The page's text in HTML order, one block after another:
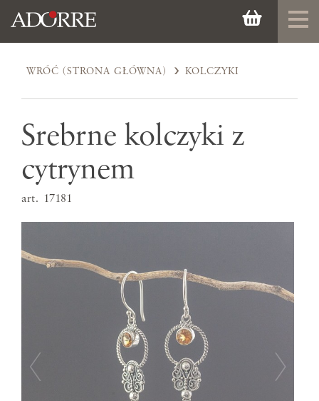
WRÓĆ (STRONA GŁÓWNA) KOLCZYKI
Srebrne kolczyki z
cytrynem
art. 17181